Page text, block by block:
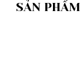
SẢN PHẨM